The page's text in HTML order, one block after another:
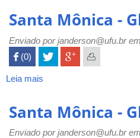
Santa
Mônica
Santa Mônica -
Enviado porjanderson@ufu.br
 (0)
Leia mais
-
Glória
Santa Mônica -
Enviado porjanderson@ufu.br